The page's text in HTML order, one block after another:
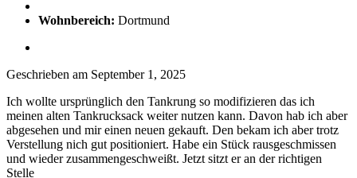
Wohnbereich: Dortmund
Geschrieben am September 1, 2025
Ich wollte ursprünglich den Tankrung so modifizieren das ich
meinen alten Tankrucksack weiter nutzen kann. Davon hab ich aber
abgesehen und mir einen neuen gekauft. Den bekam ich aber trotz
Verstellung nich gut positioniert. Habe ein Stück rausgeschmissen
und wieder zusammengeschweißt. Jetzt sitzt er an der richtigen
Stelle